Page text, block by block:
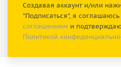
Создавая аккаунт и/или
"Подписаться", я соглашаюсь
соглашением и
Политикой